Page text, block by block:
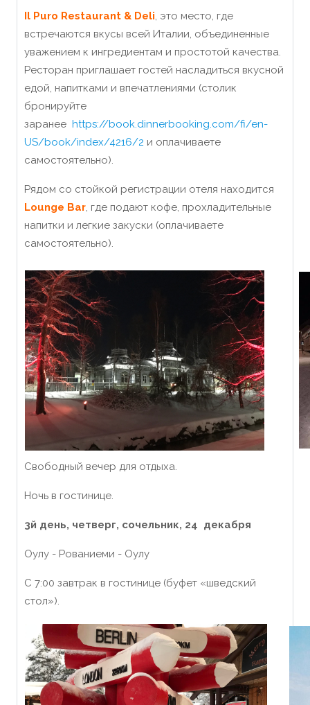
Il Puro Restaurant & Deli, это место, где
встречаются вкусы всей Италии, объединенные
уважением к ингредиентам и простотой качества.
Ресторан приглашает гостей насладиться вкусной
едой, напитками и впечатлениями (столик
бронируйте
заранее https://book.dinnerbooking.com/fi/en-
US/book/index/4216/2 и оплачиваете
самостоятельно).
Рядом со стойкой регистрации отеля находится
Lounge Bar, где подают кофе, прохладительные
напитки и легкие закуски (оплачиваете
самостоятельно).
Свободный вечер для отдыха.
Ночь в гостинице.
3й день, четверг, сочельник, 24 декабря
Оулу - Рованиеми - Оулу
С 7:00 завтрак в гостинице (буфет «шведский
стол»).